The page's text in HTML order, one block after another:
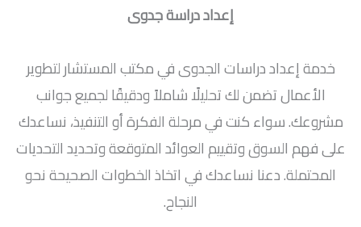
إعداد دراسة جدوى
خدمة إعداد دراسات الجدوى في مكتب المستشار لتطوير
الأعمال تضمن لك تحليلًا شاملاً ودقيقًا لجميع جوانب
مشروعك. سواء كنت في مرحلة الفكرة أو التنفيذ، نساعدك
على فهم السوق وتقييم العوائد المتوقعة وتحديد التحديات
المحتملة. دعنا نساعدك في اتخاذ الخطوات الصحيحة نحو
النجاح.